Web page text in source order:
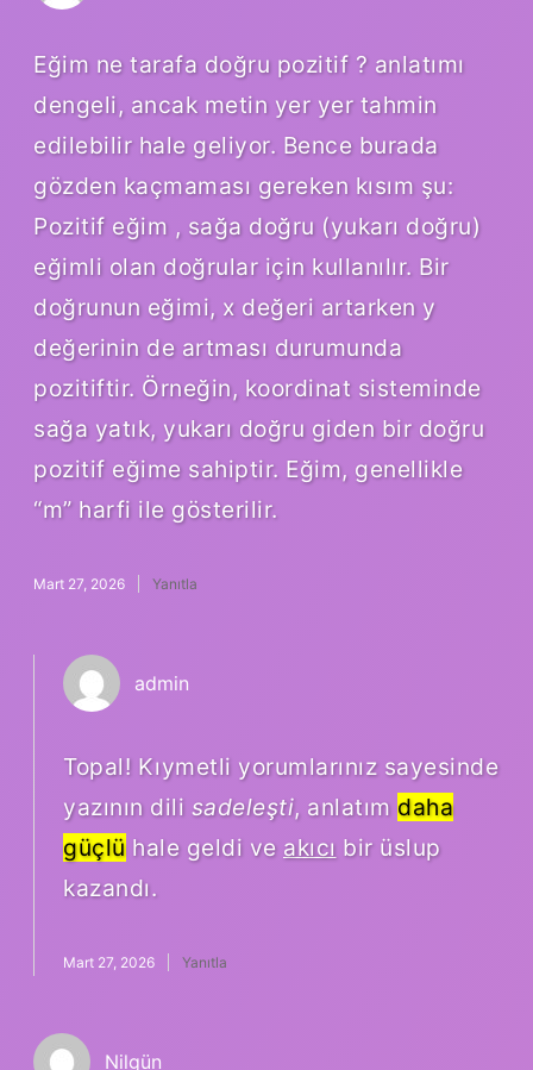
Eğim ne tarafa doğru pozitif ? anlatımı
dengeli, ancak metin yer yer tahmin
edilebilir hale geliyor. Bence burada
gözden kaçmaması gereken kısım şu:
Pozitif eğim , sağa doğru (yukarı doğru)
eğimli olan doğrular için kullanılır. Bir
doğrunun eğimi, x değeri artarken y
değerinin de artması durumunda
pozitiftir. Örneğin, koordinat sisteminde
sağa yatık, yukarı doğru giden bir doğru
pozitif eğime sahiptir. Eğim, genellikle
“m” harfi ile gösterilir.
Mart 27, 2026 Yanıtla
admin
Topal! Kıymetli yorumlarınız sayesinde
yazının dili sadeleşti, anlatım daha
güçlühale geldi ve akıcı bir üslup
kazandı.
Mart 27, 2026 Yanıtla
Nilgün